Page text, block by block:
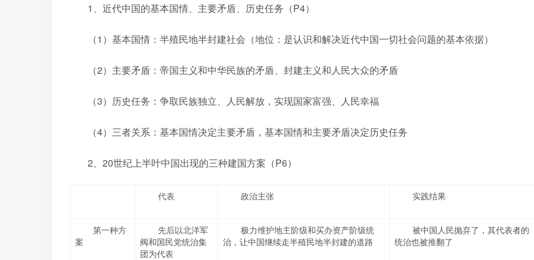
1、近代中国的基本国情、主要矛盾、历史任务（P4）
（1）基本国情：半殖民地半封建社会（地位：是认识和解决近代中国一切社会问题的基本依据）
（2）主要矛盾：帝国主义和中华民族的矛盾、封建主义和人民大众的矛盾
（3）历史任务：争取民族独立、人民解放，实现国家富强、人民幸福
（4）三者关系：基本国情决定主要矛盾，基本国情和主要矛盾决定历史任务
2、20世纪上半叶中国出现的三种建国方案（P6）
代表 政治主张 实践结果
第一种方
案
先后以北洋军
阀和国民党统治集
团为代表
极力维护地主阶级和买办资产阶级统
治，让中国继续走半殖民地半封建的道路
被中国人民抛弃了，其代表者的
统治也被推翻了